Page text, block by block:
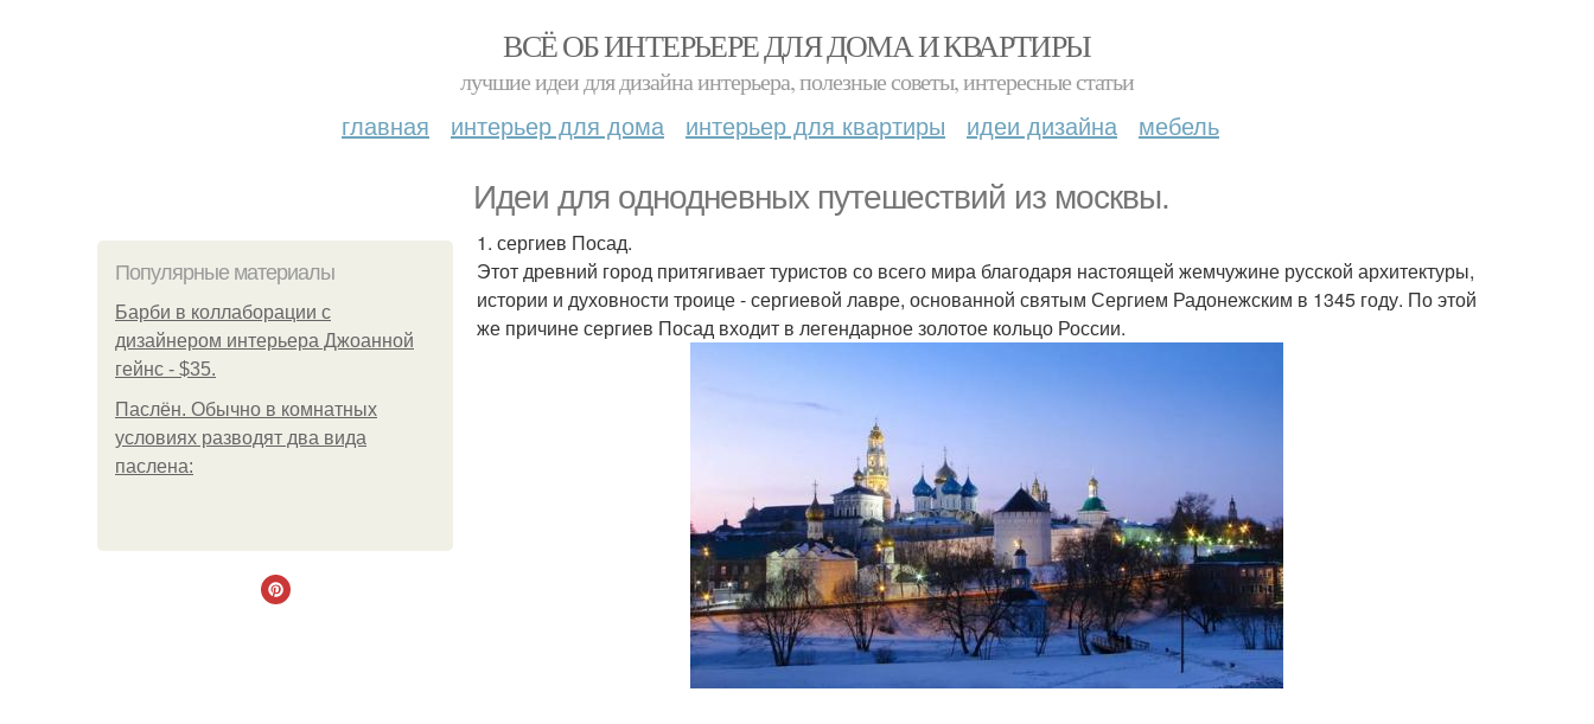
ВСЁ ОБ ИНТЕРЬЕРЕ ДЛЯ ДОМА И КВАРТИРЫ
лучшие идеи для дизайна интерьера, полезные советы, интересные статьи
главная интерьер для дома интерьер для квартиры идеи дизайна мебель
Идеи для однодневных путешествий из москвы.
Популярные материалы
Барби в коллаборации с
дизайнером интерьера Джоанной
гейнс - $35.
Паслён. Обычно в комнатных
условиях разводят два вида
паслена:
1. сергиев Посад.
Этот древний город притягивает туристов со всего мира благодаря настоящей жемчужине русской архитектуры,
истории и духовности троице - сергиевой лавре, основанной святым Сергием Радонежским в 1345 году. По этой
же причине сергиев Посад входит в легендарное золотое кольцо России.